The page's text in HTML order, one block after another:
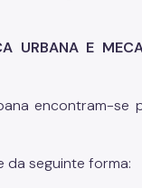
URBANA E
encontram-
da seguinte forma: